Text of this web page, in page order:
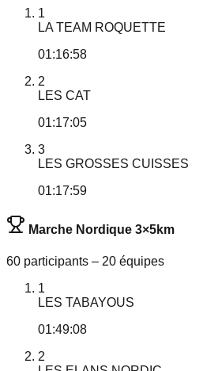
1
LA TEAM ROQUETTE
01:16:58
2
LES CAT
01:17:05
3
LES GROSSES CUISSES
01:17:59
Marche Nordique 3×5km
60 participants – 20 équipes
1
LES TABAYOUS
01:49:08
2